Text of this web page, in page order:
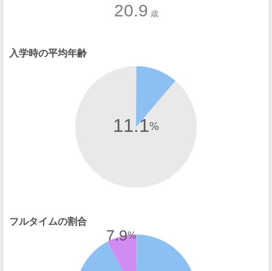
20.9 歳
入学時の平均年齢
11.1%
フルタイムの割合
7.9%